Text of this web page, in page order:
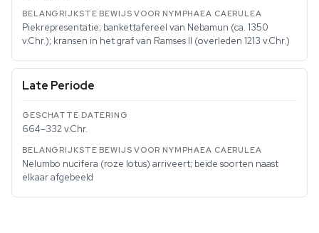
Piekrepresentatie; bankettafereel van Nebamun (ca. 1350
v.Chr.); kransen in het graf van Ramses II (overleden 1213 v.Chr.)
Late Periode
664–332 v.Chr.
Nelumbo nucifera (roze lotus) arriveert; beide soorten naast
elkaar afgebeeld